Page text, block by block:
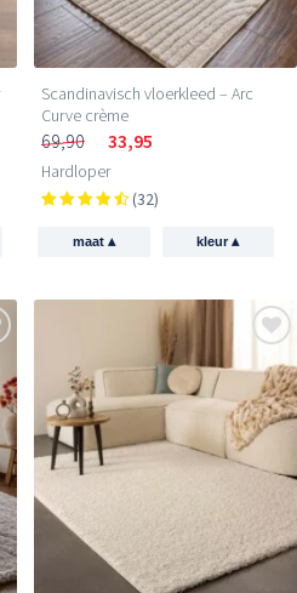
Scandinavisch vloerkleed – Arc
Curve crème
69,90 33,95
Hardloper
(32)
maat ▴ kleur▴